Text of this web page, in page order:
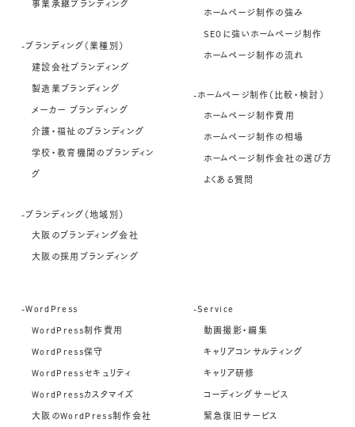
事業承継ブランディング
-ブランディング（業種別）
建設会社ブランディング
製造業ブランディング
メーカー ブランディング
介護・福祉のブランディング
学校・教育機関のブランディン
グ
-ブランディング（地域別）
大阪のブランディング会社
大阪の採用ブランディング
ホームページ制作の強み
SEOに強いホームページ制作
ホームページ制作の流れ
-ホームページ制作（比較・検討）
ホームページ制作費用
ホームページ制作の相場
ホームページ制作会社の選び方
よくある質問
-WordPress
WordPress制作費用
WordPress保守
WordPressセキュリティ
WordPressカスタマイズ
大阪のWordPress制作会社
-Service
動画撮影・編集
キャリアコンサルティング
キャリア研修
コーディングサービス
緊急復旧サービス